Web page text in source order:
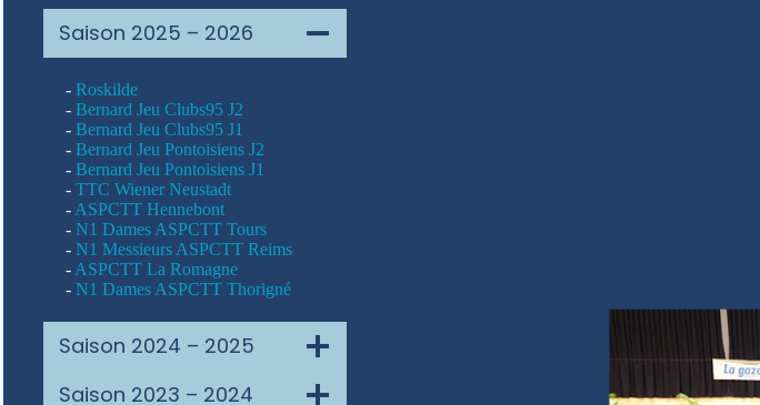
Saison 2025 – 2026
- Roskilde
- Bernard Jeu Clubs95 J2
- Bernard Jeu Clubs95 J1
- Bernard Jeu Pontoisiens J2
- Bernard Jeu Pontoisiens J1
- TTC Wiener Neustadt
- ASPCTT Hennebont
- N1 Dames ASPCTT Tours
- N1 Messieurs ASPCTT Reims
- ASPCTT La Romagne
- N1 Dames ASPCTT Thorigné
Saison 2024 – 2025
Saison 2023 – 2024